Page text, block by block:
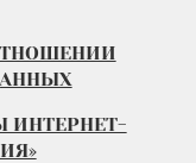
ИНТЕРНЕТ-